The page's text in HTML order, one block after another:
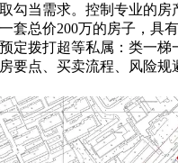
勾当需求。控制专业的房
套总价200万的房子，具
定拨打超等私属：类一梯
要点、买卖流程、风险规